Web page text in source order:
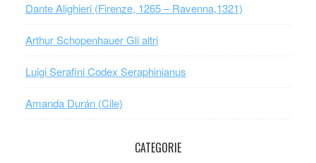
Dante Alighieri (Firenze, 1265 – Ravenna,1321)
Arthur Schopenhauer Gli altri
Luigi Serafini Codex Seraphinianus
Amanda Durán (Cile)
CATEGORIE